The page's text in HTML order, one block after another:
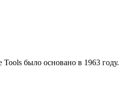
было основано в 1963 году.